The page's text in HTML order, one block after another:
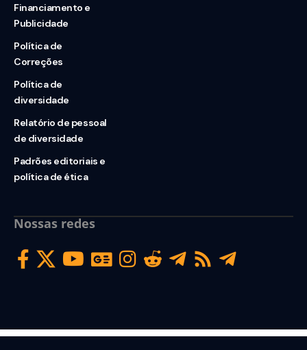
Financiamento e
Publicidade
Política de
Correções
Política de
diversidade
Relatório de pessoal
de diversidade
Padrões editoriais e
política de ética
Nossas redes